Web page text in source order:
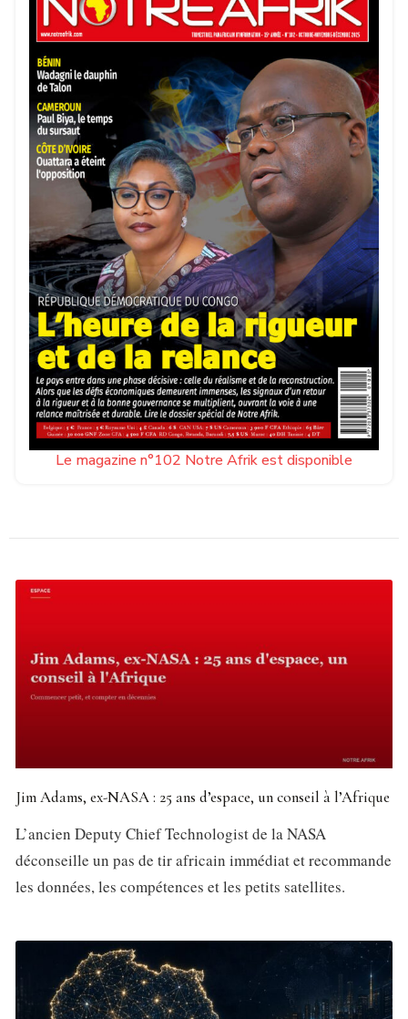
Le magazine n°102 Notre Afrik est disponible
Jim Adams, ex-NASA : 25 ans d’espace, un conseil à l’Afrique
L’ancien Deputy Chief Technologist de la NASA
déconseille un pas de tir africain immédiat et recommande
les données, les compétences et les petits satellites.